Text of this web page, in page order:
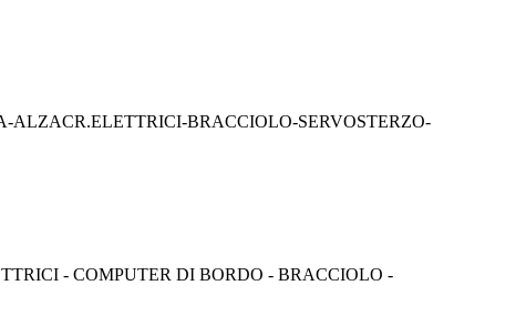
ALZACR.ELETTRICI-BRACCIOLO-SERVOSTERZO-
- COMPUTER DI BORDO - BRACCIOLO -